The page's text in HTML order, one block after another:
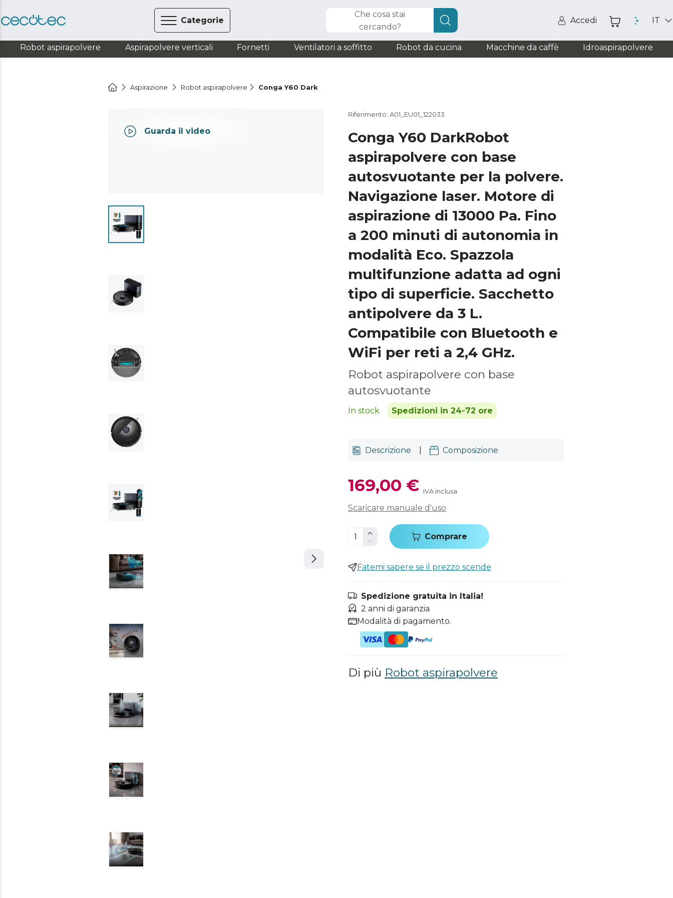
Categorie
Che cosa stai
cercando?
Accedi IT
Robot aspirapolvere Aspirapolvere verticali Fornetti Ventilatori a soffitto Robot da cucina Macchine da caffè Idroaspirapolvere
Aspirazione Robot aspirapolvere Conga Y60 Dark
Guarda il video
Riferimento: A01_EU01_122033
Conga Y60 DarkRobot
aspirapolvere con base
autosvuotante per la polvere.
Navigazione laser. Motore di
aspirazione di 13000 Pa. Fino
a 200 minuti di autonomia in
modalità Eco. Spazzola
multifunzione adatta ad ogni
tipo di superficie. Sacchetto
antipolvere da 3 L.
Compatibile con Bluetooth e
WiFi per reti a 2,4 GHz.
Robot aspirapolvere con base
autosvuotante
In stock Spedizioni in 24-72 ore
Descrizione Composizione
169,00 € IVA inclusa
Scaricare manuale d'uso
Comprare
Fatemi sapere se il prezzo scende
Spedizione gratuita in Italia!
2 anni di garanzia
Modalità di pagamento.
Di più Robot aspirapolvere